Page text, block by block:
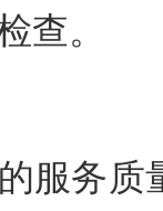
查。
务质